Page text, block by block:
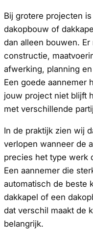
Bij grotere projecten
dakopbouw of
dan alleen bouwen.
constructie,
afwerking, planning
Een goede aannemer
jouw project niet blijft
met verschillende
In de praktijk zien wij
verlopen wanneer de
precies het type werk
Een aannemer die
automatisch de beste
dakkapel of een
dat verschil maakt de
belangrijk.